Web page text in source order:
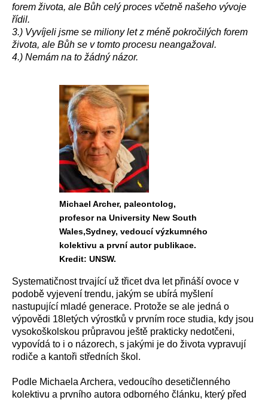
forem života, ale Bůh celý proces včetně našeho vývoje
řídil.
3.) Vyvíjeli jsme se miliony let z méně pokročilých forem
života, ale Bůh se v tomto procesu neangažoval.
4.) Nemám na to žádný názor.
Michael Archer, paleontolog,
profesor na University New South
Wales,Sydney, vedoucí výzkumného
kolektivu a první autor publikace.
Kredit: UNSW.
Systematičnost trvající už třicet dva let přináší ovoce v
podobě vyjevení trendu, jakým se ubírá myšlení
nastupující mladé generace. Protože se ale jedná o
výpovědi 18letých výrostků v prvním roce studia, kdy jsou
vysokoškolskou průpravou ještě prakticky nedotčeni,
vypovídá to i o názorech, s jakými je do života vypravují
rodiče a kantoři středních škol.
Podle Michaela Archera, vedoucího desetičlenného
kolektivu a prvního autora odborného článku, který před